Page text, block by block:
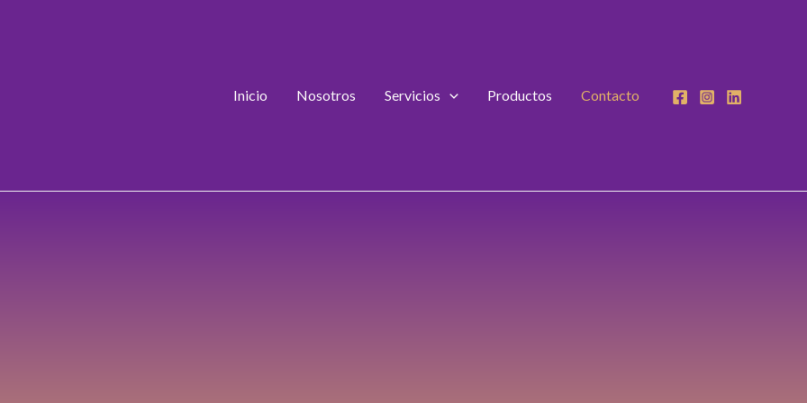
Inicio Nosotros Servicios Productos Contacto